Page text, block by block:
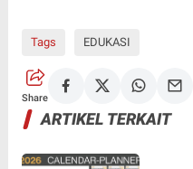
Tags EDUKASI
Share
ARTIKEL TERKAIT